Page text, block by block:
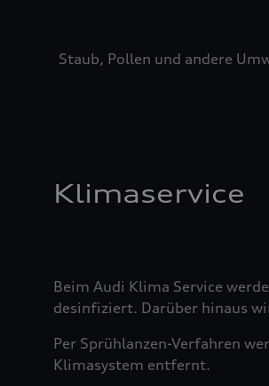
Staub, Pollen und andere
Klimaservice
Beim Audi Klima Service
desinfiziert. Darüber hinaus
Per Sprühlanzen-Verfahren
Klimasystem entfernt.